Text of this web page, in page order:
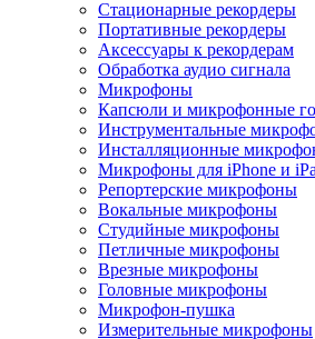
Стационарные рекордеры
Портативные рекордеры
Аксессуары к рекордерам
Обработка аудио сигнала
Микрофоны
Капсюли и микрофонные
Инструментальные
Инсталляционные
Микрофоны для iPhone и
Репортерские микрофоны
Вокальные микрофоны
Студийные микрофоны
Петличные микрофоны
Врезные микрофоны
Головные микрофоны
Микрофон-пушка
Измерительные микрофоны